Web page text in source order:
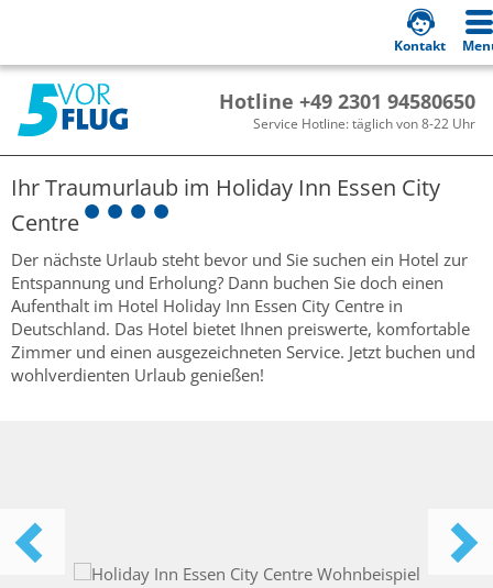
Hotline +49 2301 94580650
Service Hotline: täglich von 8-22 Uhr
Kontakt
Ihr Traumurlaub im Holiday Inn Essen City
Centre
Der nächste Urlaub steht bevor und Sie suchen ein Hotel zur
Entspannung und Erholung? Dann buchen Sie doch einen
Aufenthalt im Hotel Holiday Inn Essen City Centre in
Deutschland. Das Hotel bietet Ihnen preiswerte, komfortable
Zimmer und einen ausgezeichneten Service. Jetzt buchen und
wohlverdienten Urlaub genießen!